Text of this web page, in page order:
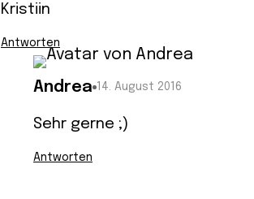
Kristiin
Antworten
Andrea 14. August 2016
Sehr gerne ;)
Antworten